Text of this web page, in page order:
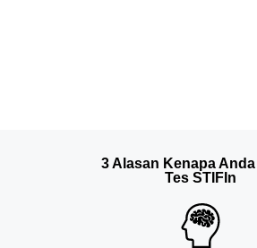
3 Alasan Kenapa
Tes STIFIn